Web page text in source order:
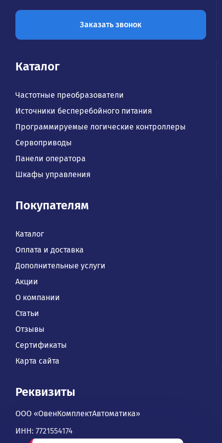
Заказать звонок
Каталог
Частотные преобразователи
Источники бесперебойного питания
Программируемые логические контроллеры
Сервоприводы
Панели оператора
Шкафы управления
Покупателям
Каталог
Оплата и доставка
Дополнительные услуги
Акции
О компании
Статьи
Отзывы
Сертификаты
Карта сайта
Реквизиты
ООО «ОвенКомплектАвтоматика»
ИНН: 7721554174